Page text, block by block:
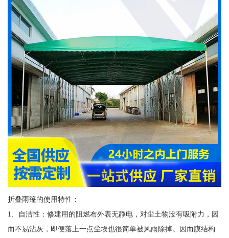
折叠雨篷的使用特性：
1、自洁性：修建用的阻燃布外表无静电，对尘土物没有吸附力，因
而不易沾灰，即便落上一点尘埃也很简单被风雨除掉。因而膜结构